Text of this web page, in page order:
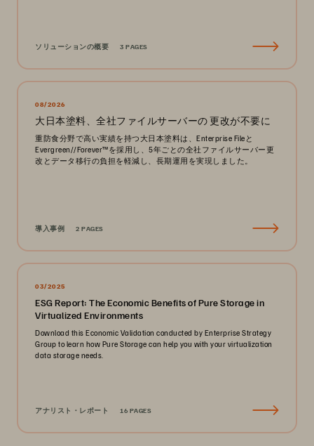
ソリューションの概要 3 PAGES
08/2026
大日本塗料、全社ファイルサーバーの 更改が不要に
重防食分野で高い実績を持つ大日本塗料は、Enterprise Fileと
Evergreen//Forever™を採用し、5年ごとの全社ファイルサーバー更
改とデータ移行の負担を軽減し、長期運用を実現しました。
導入事例 2 PAGES
03/2025
ESG Report: The Economic Benefits of Pure Storage in
Virtualized Environments
Download this Economic Validation conducted by Enterprise Strategy
Group to learn how Pure Storage can help you with your virtualization
data storage needs.
アナリスト・レポート 16 PAGES